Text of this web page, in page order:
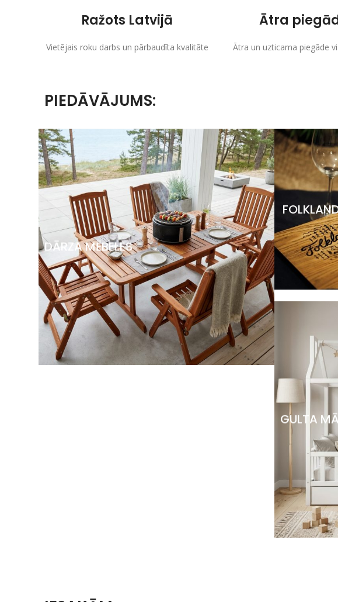
Ražots Latvijā
Vietējais roku darbs un pārbaudīta kvalitāte
Ātra
Ātra un uzticama piegāde
PIEDĀVĀJUMS:
DĀRZA MĒBELES
GULTA